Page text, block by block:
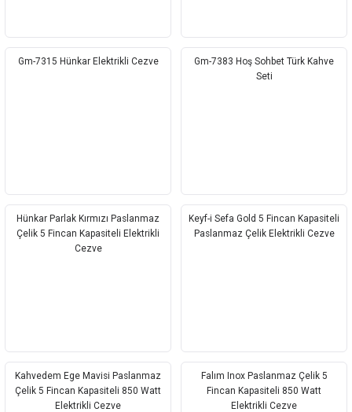
Gm-7315 Hünkar Elektrikli Cezve
Gm-7383 Hoş Sohbet Türk Kahve
Seti
Hünkar Parlak Kırmızı Paslanmaz
Çelik 5 Fincan Kapasiteli Elektrikli
Cezve
Keyf-i Sefa Gold 5 Fincan Kapasiteli
Paslanmaz Çelik Elektrikli Cezve
Kahvedem Ege Mavisi Paslanmaz
Çelik 5 Fincan Kapasiteli 850 Watt
Elektrikli Cezve
Falım Inox Paslanmaz Çelik 5
Fincan Kapasiteli 850 Watt
Elektrikli Cezve